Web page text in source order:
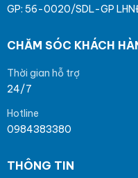
GP: 56-0020/SDL-GP
CHĂM SÓC KHÁCH
Thời gian hỗ trợ
24/7
Hotline
0984383380
THÔNG TIN